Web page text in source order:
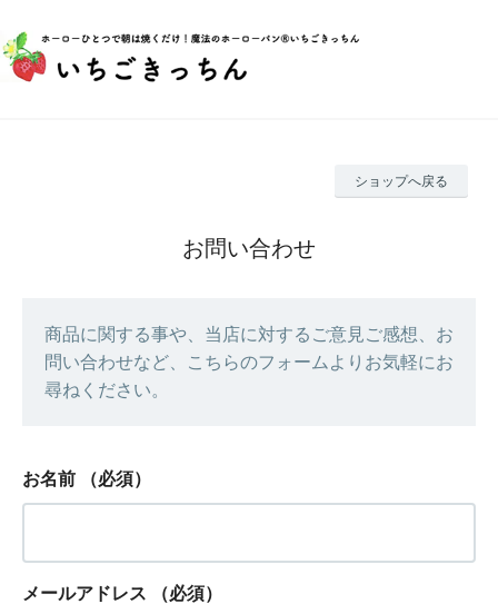
ショップへ戻る
お問い合わせ
商品に関する事や、当店に対するご意見ご感想、お
問い合わせなど、こちらのフォームよりお気軽にお
尋ねください。
お名前 （必須）
メールアドレス （必須）